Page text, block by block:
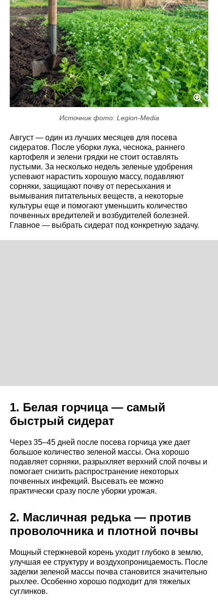
Источник фото: Legion-Media
Август — один из лучших месяцев для посева
сидератов. После уборки лука, чеснока, раннего
картофеля и зелени грядки не стоит оставлять
пустыми. За несколько недель зеленые удобрения
успевают нарастить хорошую массу, подавляют
сорняки, защищают почву от пересыхания и
вымывания питательных веществ, а некоторые
культуры еще и помогают уменьшить количество
почвенных вредителей и возбудителей болезней.
Главное — выбрать сидерат под конкретную задачу.
1. Белая горчица — самый
быстрый сидерат
Через 35–45 дней после посева горчица уже дает
большое количество зеленой массы. Она хорошо
подавляет сорняки, разрыхляет верхний слой почвы и
помогает снизить распространение некоторых
почвенных инфекций. Высевать ее можно
практически сразу после уборки урожая.
2. Масличная редька — против
проволочника и плотной почвы
Мощный стержневой корень уходит глубоко в землю,
улучшая ее структуру и воздухопроницаемость. После
заделки зеленой массы почва становится значительно
рыхлее. Особенно хорошо подходит для тяжелых
суглинков.